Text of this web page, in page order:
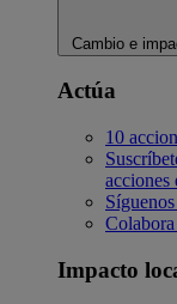
Cambio e
Actúa
10
acciones
Impacto